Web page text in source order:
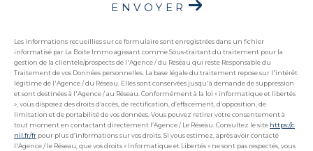
ENVOYER
Les informations recueillies sur ce formulaire sont enregistrées dans un fichier
informatisé par La Boite Immo agissant comme Sous-traitant du traitement pour la
gestion de la clientèle/prospects de l'Agence / du Réseau qui reste Responsable du
Traitement de vos Données personnelles. La base légale du traitement repose sur l'intérêt
légitime de l'Agence / du Réseau. Elles sont conservées jusqu'à demande de suppression
et sont destinées à l'Agence / au Réseau. Conformément à la loi « informatique et libertés
», vous disposez des droits d’accès, de rectification, d’effacement, d’opposition, de
limitation et de portabilité de vos données. Vous pouvez retirer votre consentement à
tout moment en contactant directement l’Agence / Le Réseau. Consultez le site https://c
nil.fr/fr pour plus d’informations sur vos droits. Si vous estimez, après avoir contacté
l'Agence / le Réseau, que vos droits « Informatique et Libertés » ne sont pas respectés, vous